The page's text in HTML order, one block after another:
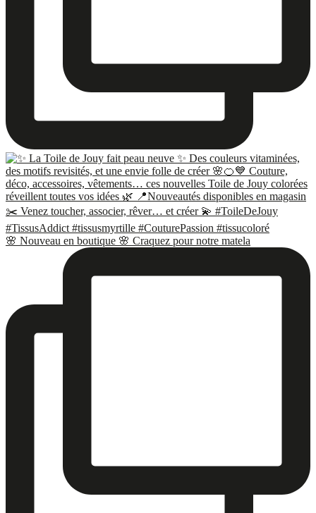
🌸 Nouveau en boutique 🌸 Craquez pour notre matela